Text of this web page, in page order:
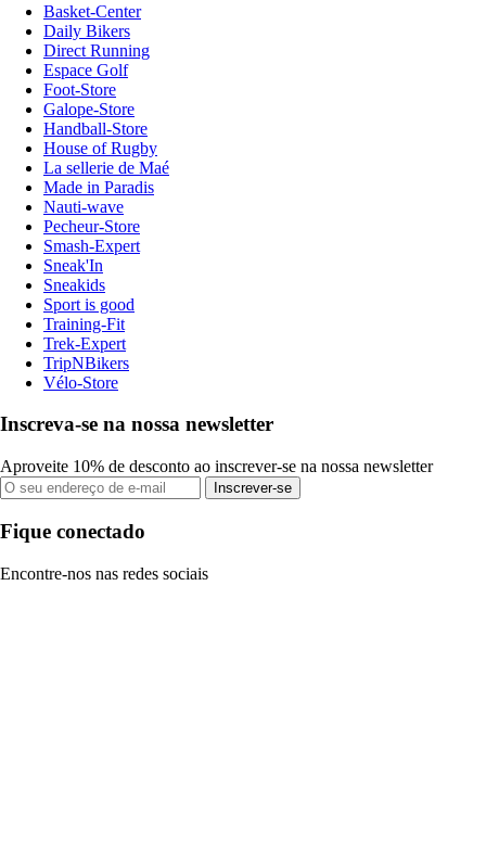
Basket-Center
Daily Bikers
Direct Running
Espace Golf
Foot-Store
Galope-Store
Handball-Store
House of Rugby
La sellerie de Maé
Made in Paradis
Nauti-wave
Pecheur-Store
Smash-Expert
Sneak'In
Sneakids
Sport is good
Training-Fit
Trek-Expert
TripNBikers
Vélo-Store
Inscreva-se na nossa newsletter
Aproveite 10% de desconto ao inscrever-se na nossa newsletter
Inscrever-se
Fique conectado
Encontre-nos nas redes sociais